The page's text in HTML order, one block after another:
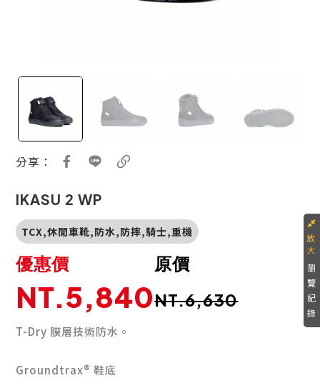
分享：
IKASU 2 WP
TCX,休閒車靴,防水,防摔,騎士,重機
原價
NT.6,630
優惠價
NT.5,840
T-Dry 膜層技術防水。
Groundtrax® 鞋底
瀏
覽
紀
錄